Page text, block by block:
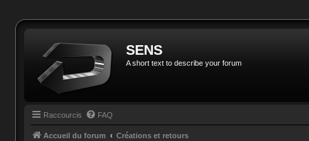
SENS
A short text to describe your forum
Raccourcis FAQ
Accueil du forum Créations et retours